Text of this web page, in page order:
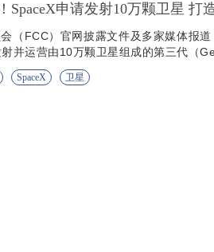
SpaceX申请发射10万颗卫星 打
（FCC）官网披露文件及多家媒体报
并运营由10万颗卫星组成的第三代（
SpaceX 卫星